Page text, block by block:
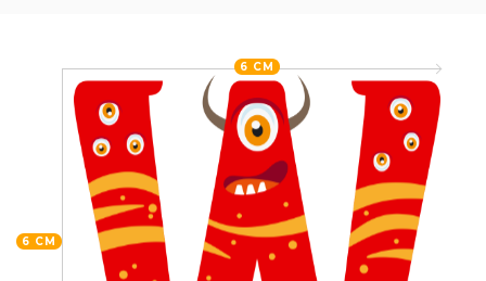
6 CM
6 CM